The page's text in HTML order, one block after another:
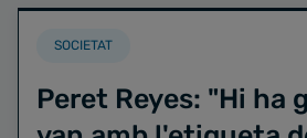
SOCIETAT
Peret Reyes: "Hi ha